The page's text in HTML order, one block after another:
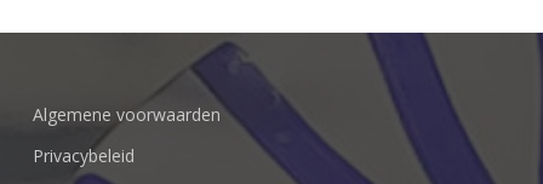
Algemene voorwaarden
Privacybeleid